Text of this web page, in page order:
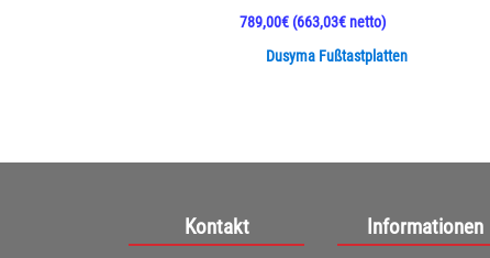
Dusyma Fußtastplatten
789,00€(663,03€ netto)
Kontakt Informationen